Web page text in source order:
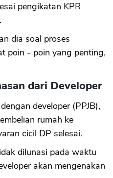
pengikatan KPR
dia soal proses
poin - poin yang penting,
dari Developer
developer (PPJB),
rumah ke
cicil DP selesai.
dilunasi pada waktu
akan mengenakan